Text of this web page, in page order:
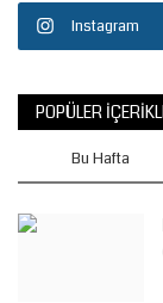
Instagram
POPÜLER
Bu Hafta